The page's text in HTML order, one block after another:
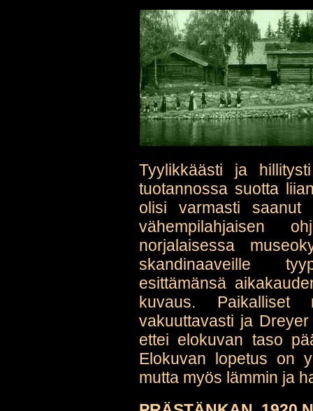
Tyylikkäästi ja
tuotannossa suotta
olisi varmasti saanut
vähempilahjaisen
norjalaisessa
skandinaaveille
esittämänsä
kuvaus. Paikalliset
vakuuttavasti ja
ettei elokuvan taso
Elokuvan lopetus on
mutta myös lämmin ja